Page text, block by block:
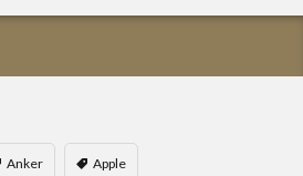
Anker Apple